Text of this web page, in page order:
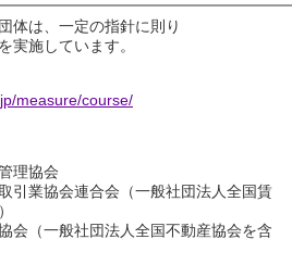
体は、一定の指針に則り
実施しています。
measure/course/
理協会
引業協会連合会（一般社団法人全国賃
会（一般社団法人全国不動産協会を含